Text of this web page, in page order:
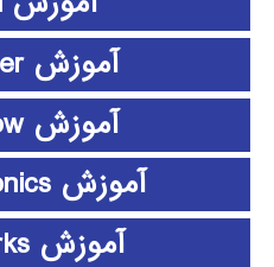
آموزش rapidminer
آموزش ShowFlow
آموزش SimElectronics
آموزش SolidWorks